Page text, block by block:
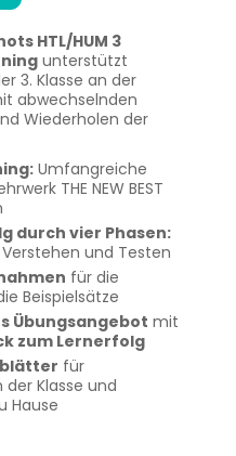
HTL/HUM 3
unterstützt
3. Klasse an der
abwechselnden
Wiederholen der
Umfangreiche
THE NEW BEST
durch vier Phasen:
und Testen
für die
Beispielsätze
Übungsangebot mit
zum Lernerfolg
für
Klasse und
Hause